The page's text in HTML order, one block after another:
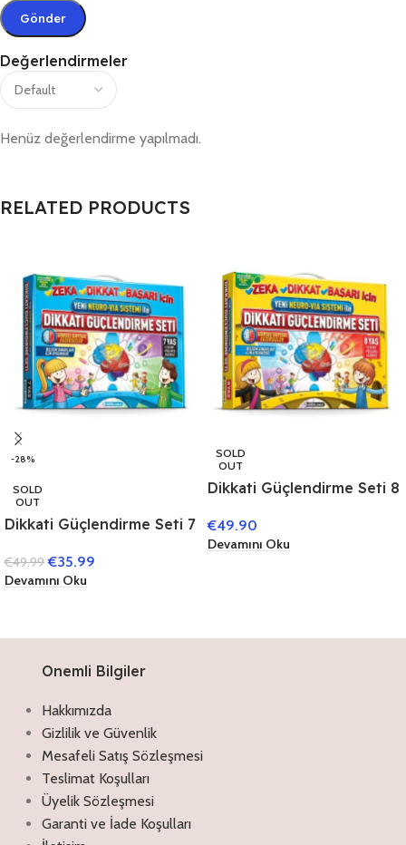
Değerlendirmeler
Henüz değerlendirme yapılmadı.
RELATED PRODUCTS
-28%
SOLD
OUT
Dikkati Güçlendirme Seti 7
€49.99 €35.99
Devamını Oku
SOLD
OUT
Dikkati Güçlendirme Seti 8
€49.90
Devamını Oku
Onemli Bilgiler
Hakkımızda
Gizlilik ve Güvenlik
Mesafeli Satış Sözleşmesi
Teslimat Koşulları
Üyelik Sözleşmesi
Garanti ve İade Koşulları